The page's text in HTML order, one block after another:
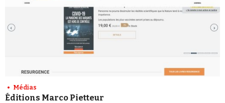
Médias
Éditions Marco Pietteur